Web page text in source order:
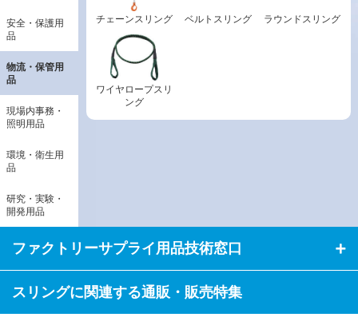
安全・保護用
品
物流・保管用
品
現場内事務・
照明用品
環境・衛生用
品
研究・実験・
開発用品
チェーンスリング ベルトスリング ラウンドスリング
ワイヤロープスリ
ング
ファクトリーサプライ用品技術窓口
スリングに関連する通販・販売特集